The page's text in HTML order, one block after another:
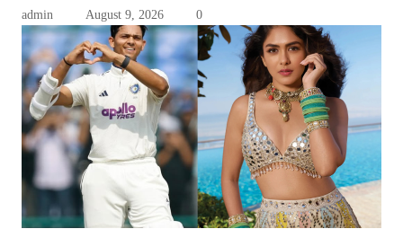
admin August 9, 2026 0